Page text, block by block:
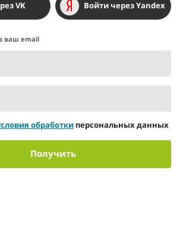
VK Войти через Yandex
ваш email
обработки персональных данных
Получить